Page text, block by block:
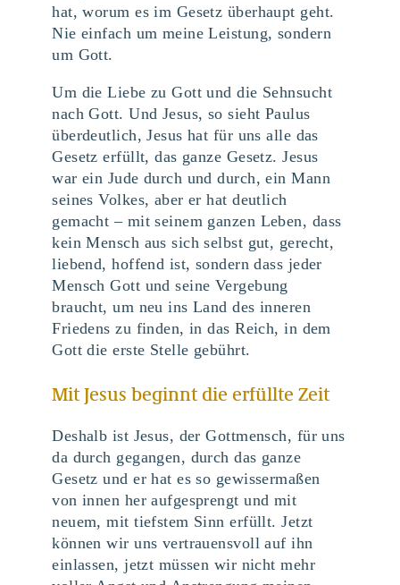
hat, worum es im Gesetz überhaupt geht.
Nie einfach um meine Leistung, sondern
um Gott.
Um die Liebe zu Gott und die Sehnsucht
nach Gott. Und Jesus, so sieht Paulus
überdeutlich, Jesus hat für uns alle das
Gesetz erfüllt, das ganze Gesetz. Jesus
war ein Jude durch und durch, ein Mann
seines Volkes, aber er hat deutlich
gemacht – mit seinem ganzen Leben, dass
kein Mensch aus sich selbst gut, gerecht,
liebend, hoffend ist, sondern dass jeder
Mensch Gott und seine Vergebung
braucht, um neu ins Land des inneren
Friedens zu finden, in das Reich, in dem
Gott die erste Stelle gebührt.
Mit Jesus beginnt die erfüllte Zeit
Deshalb ist Jesus, der Gottmensch, für uns
da durch gegangen, durch das ganze
Gesetz und er hat es so gewissermaßen
von innen her aufgesprengt und mit
neuem, mit tiefstem Sinn erfüllt. Jetzt
können wir uns vertrauensvoll auf ihn
einlassen, jetzt müssen wir nicht mehr